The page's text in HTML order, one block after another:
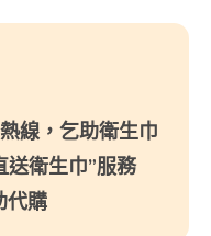
線，乞助衛生巾
送衛生巾”服務
代購